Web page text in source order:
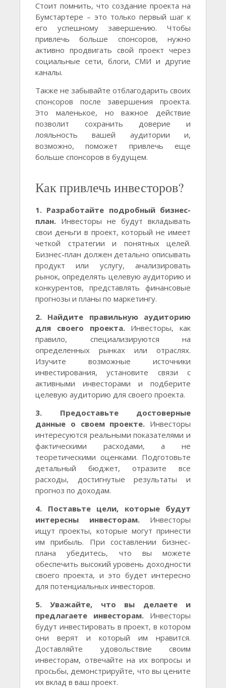
Стоит помнить, что создание проекта на
Бумстартере – это только первый шаг к
его успешному завершению. Чтобы
привлечь больше спонсоров, нужно
активно продвигать свой проект через
социальные сети, блоги, СМИ и другие
каналы.
Также не забывайте отблагодарить своих
спонсоров после завершения проекта.
Это маленькое, но важное действие
позволит сохранить доверие и
лояльность вашей аудитории и,
возможно, поможет привлечь еще
больше спонсоров в будущем.
Как привлечь инвесторов?
1. Разработайте подробный бизнес-
план. Инвесторы не будут вкладывать
свои деньги в проект, который не имеет
четкой стратегии и понятных целей.
Бизнес-план должен детально описывать
продукт или услугу, анализировать
рынок, определять целевую аудиторию и
конкурентов, представлять финансовые
прогнозы и планы по маркетингу.
2. Найдите правильную аудиторию
для своего проекта.Инвесторы, как
правило, специализируются на
определенных рынках или отраслях.
Изучите возможные источники
инвестирования, установите связи с
активными инвесторами и подберите
целевую аудиторию для своего проекта.
3. Предоставьте достоверные
данные о своем проекте. Инвесторы
интересуются реальными показателями и
фактическими расходами, а не
теоретическими оценками. Подготовьте
детальный бюджет, отразите все
расходы, достигнутые результаты и
прогноз по доходам.
4. Поставьте цели, которые будут
интересны инвесторам.Инвесторы
ищут проекты, которые могут принести
им прибыль. При составлении бизнес-
плана убедитесь, что вы можете
обеспечить высокий уровень доходности
своего проекта, и это будет интересно
для потенциальных инвесторов.
5. Уважайте, что вы делаете и
предлагаете инвесторам. Инвесторы
будут инвестировать в проект, в котором
они верят и который им нравится.
Доставляйте удовольствие своим
инвесторам, отвечайте на их вопросы и
просьбы, демонстрируйте, что вы цените
их вклад в ваш проект.